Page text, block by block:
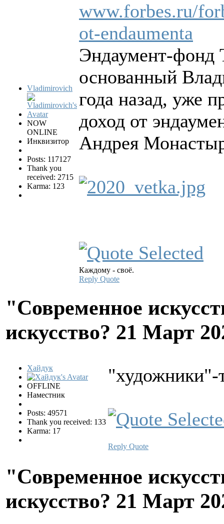
Vladimirovich
NOW
ONLINE
Инквизитор
Posts: 117127
Thank you
received: 2715
Karma: 123
www.forbes.ru/
ot-endaumenta
Эндаумент-фонд
основанный
года назад, уже
доход от
Андрея
Каждому - своё.
Reply Quote
"Современное
искусство? 21 Март
Хайдук
OFFLINE
Наместник
Posts: 49571
Thank you received: 133
Karma: 17
Reply Quote
"Современное
искусство? 21 Март